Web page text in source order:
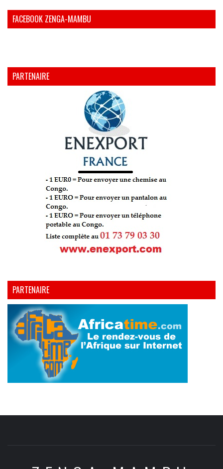
FACEBOOK ZENGA-MAMBU
PARTENAIRE
PARTENAIRE